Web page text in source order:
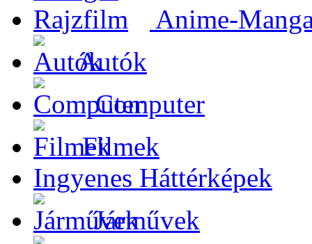
Anime-
Autók
Computer
Filmek
Ingyenes Háttérképek
Járművek